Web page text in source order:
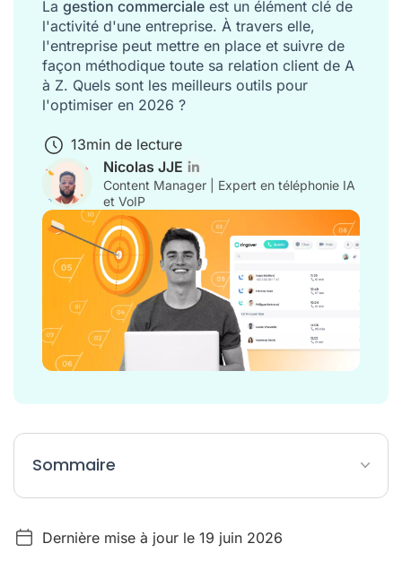
La gestion commerciale est un élément clé de
l'activité d'une entreprise. À travers elle,
l'entreprise peut mettre en place et suivre de
façon méthodique toute sa relation client de A
à Z. Quels sont les meilleurs outils pour
l'optimiser en 2026 ?
13min de lecture
Nicolas JJE
Content Manager | Expert en téléphonie IA
et VoIP
Sommaire
Comment choisir son logiciel de gestion commerciale ?
Dernière mise à jour le 19 juin 2026